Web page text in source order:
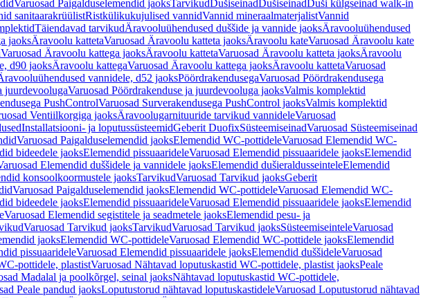
Varuosad Paigalduselemendid jaoksTarvikudDušiseinadDušiseinadDuši külgseinad walk-in
sanitaarakrüülistRistkülikukujulised vannidVannid mineraalmaterjalistVannid
Täiendavad tarvikudÄravooluühendused duššide ja vannide jaoksÄravooluühendused
jaoksÄravoolu kattetaVaruosad Äravoolu katteta jaoksÄravoolu kateVaruosad Äravoolu kate
Varuosad Äravoolu kattega jaoksÄravoolu kattetaVaruosad Äravoolu katteta jaoksÄravoolu
d90 jaoksÄravoolu kattegaVaruosad Äravoolu kattega jaoksÄravoolu kattetaVaruosad
vannidele, d52 jaoksPöördrakendusegaVaruosad Pöördrakendusega
juurdevoolugaVaruosad Pöördrakenduse ja juurdevooluga jaoksValmis komplektid
PushControlVaruosad Surverakendusega PushControl jaoksValmis komplektid
Ventiilkorgiga jaoksÄravoolugarnituuride tarvikud vannideleVaruosad
Installatsiooni- ja loputussüsteemidGeberit DuofixSüsteemiseinadVaruosad Süsteemiseinad
Varuosad Paigalduselemendid jaoksElemendid WC-pottideleVaruosad Elemendid WC-
bideedele jaoksElemendid pissuaarideleVaruosad Elemendid pissuaaridele jaoksElemendid
Elemendid duššidele ja vannidele jaoksElemendid dušieraldusseinteleElemendid
konsoolkoormustele jaoksTarvikudVaruosad Tarvikud jaoksGeberit
Varuosad Paigalduselemendid jaoksElemendid WC-pottideleVaruosad Elemendid WC-
bideedele jaoksElemendid pissuaarideleVaruosad Elemendid pissuaaridele jaoksElemendid
Varuosad Elemendid segistitele ja seadmetele jaoksElemendid pesu- ja
Varuosad Tarvikud jaoksTarvikudVaruosad Tarvikud jaoksSüsteemiseinteleVaruosad
jaoksElemendid WC-pottideleVaruosad Elemendid WC-pottidele jaoksElemendid
pissuaarideleVaruosad Elemendid pissuaaridele jaoksElemendid duššideleVaruosad
pottidele, plastistVaruosad Nähtavad loputuskastid WC-pottidele, plastist jaoksPeale
Madalal ja poolkõrgel, seinal jaoksNähtavad loputuskastid WC-pottidele,
Peale pandud jaoksLoputustorud nähtavad loputuskastideleVaruosad Loputustorud nähtavad